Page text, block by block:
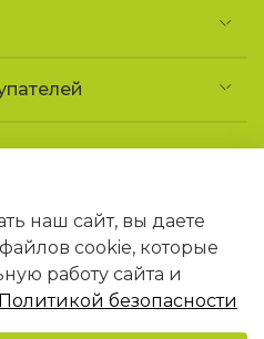
Минская обл.,
1 «ДТ Гайна»
09.02.2026 N768406
наш сайт, вы даете
cookie, которые
работу сайта и
Политикой безопасности